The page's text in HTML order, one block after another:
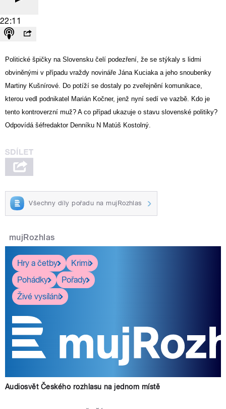
22:11
Politické špičky na Slovensku čelí podezření, že se stýkaly s lidmi
obviněnými v případu vraždy novináře Jána Kuciaka a jeho snoubenky
Martiny Kušnírové. Do potíží se dostaly po zveřejnění komunikace,
kterou vedl podnikatel Marián Kočner, jenž nyní sedí ve vazbě. Kdo je
tento kontroverzní muž? A co případ ukazuje o stavu slovenské politiky?
Odpovídá šéfredaktor Denníku N Matúš Kostolný.
Všechny díly pořadu na mujRozhlas
mujRozhlas
Hry a četby
Krimi
Pohádky
Pořady
Živé vysílání
Audiosvět Českého rozhlasu na jednom místě